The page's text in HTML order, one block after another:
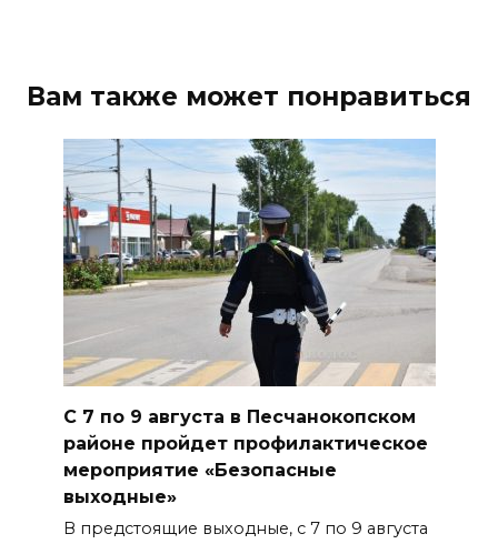
06 августа 2026 14:28
Таганрогский театр: пока
опущен занавес
06 августа 2026 14:25
Помощь волонтеров
06 августа 2026 14:16
Проект строительства
хоккейной арены в Ростове
приостановлен, но не закрыт
06 августа 2026 14:04
Вам также может понравиться
С 7 по 9 августа в Песчанокопском
районе пройдет профилактическое
мероприятие «Безопасные
выходные»
В предстоящие выходные, с 7 по 9 августа